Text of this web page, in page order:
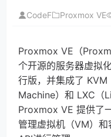
CodeF Proxmox VE
Proxmox VE（
个开源的服务器虚拟
行版，并集成了
Machine）和 LXC（
Proxmox VE 提供了
管理虚拟机（VM）